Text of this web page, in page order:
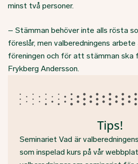
minst två personer.
– Stämman behöver inte alls rösta
föreslår, men valberedningens
föreningen och för att stämman ska
Frykberg Andersson.
Tips!
Seminariet Vad är
som inspelad kurs på vår